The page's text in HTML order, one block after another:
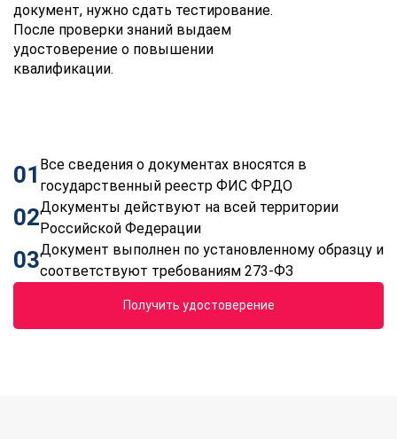
документ, нужно сдать тестирование.
После проверки знаний выдаем
удостоверение о повышении
квалификации.
01 Все сведения о документах вносятся в
государственный реестр ФИС ФРДО
02Документы действуют на всей территории
Российской Федерации
03Документ выполнен по установленному образцу и
соответствуют требованиям 273-ФЗ
Получить удостоверение